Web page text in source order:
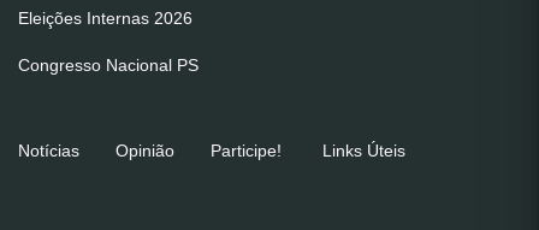
Eleições Internas 2026
Congresso Nacional PS
Notícias Opinião Participe! Links Úteis